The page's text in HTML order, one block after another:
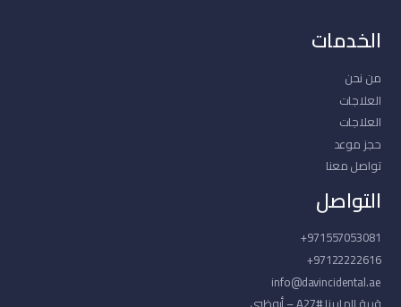
التواصل
971557053081+
97122222616+
info@davincidental.ae
الخدمات
من نحن
العلاجات
العلاجات
حجز موعد
تواصل معنا